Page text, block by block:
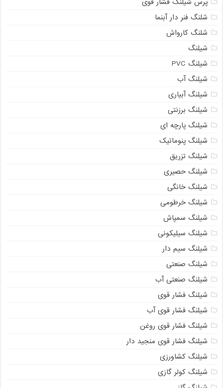
شلنگ فنر دار آبنما
شلنگ کارواش
شیلنگ
شیلنگ PVC
شیلنگ آب
شیلنگ آبیاری
شیلنگ برزنتی
شیلنگ پارچه ای
شیلنگ پنوماتیک
شیلنگ تزریق
شیلنگ حصیری
شیلنگ خانگی
شیلنگ خرطومی
شیلنگ سمپاش
شیلنگ سیلیکونی
شیلنگ سیم دار
شیلنگ صنعتی
شیلنگ صنعتی آب
شیلنگ فشار قوی
شیلنگ فشار قوی آب
شیلنگ فشار قوی روغن
شیلنگ فشار قوی منجید دار
شیلنگ کشاورزی
شیلنگ کولر گازی